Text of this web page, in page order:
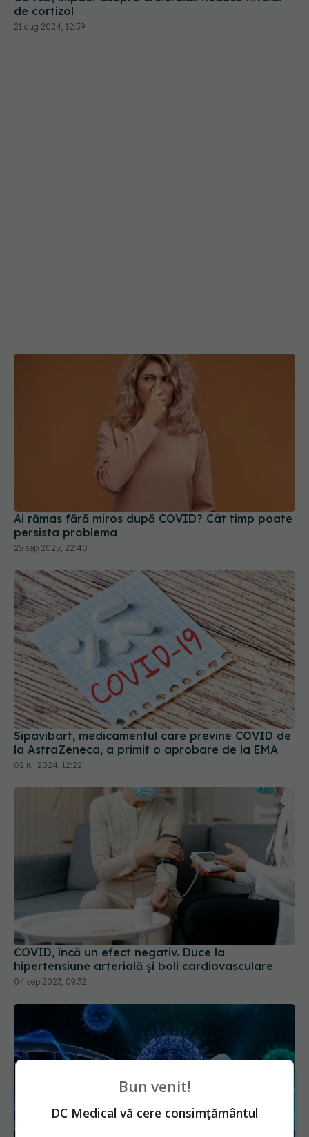
de cortizol
21 aug 2024, 12:59
Ai rămas fără miros după COVID? Cât timp poate
persista problema
25 sep 2025, 22:40
Sipavibart, medicamentul care previne COVID de
la AstraZeneca, a primit o aprobare de la EMA
02 iul 2024, 12:22
COVID, încă un efect negativ. Duce la
hipertensiune arterială și boli cardiovasculare
04 sep 2023, 09:32
Bun venit!
DC Medical vă cere consimțământul